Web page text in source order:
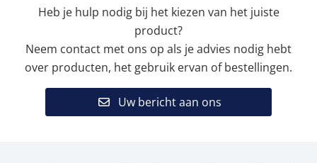
Heb je hulp nodig bij het kiezen van het juiste
product?
Neem contact met ons op als je advies nodig hebt
over producten, het gebruik ervan of bestellingen.
Uw bericht aan ons